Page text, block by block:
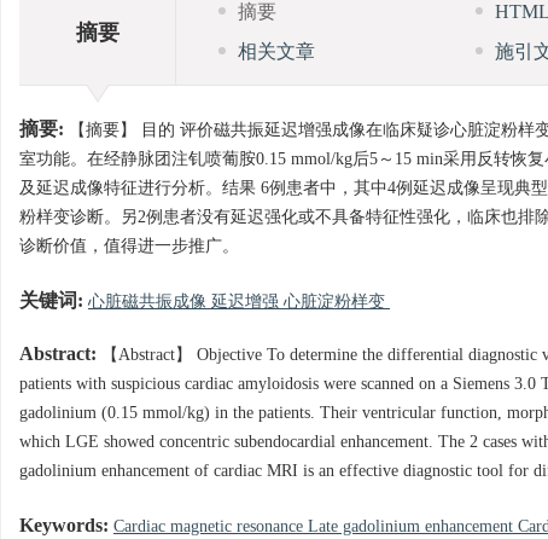
摘要
摘要
相关文章
施引
摘要: 【摘要】 目的 评价磁共振延迟增强成像在临床疑诊心脏淀粉
室功能。在经静脉团注钆喷葡胺0.15 mmol/kg后5～15 min采用反转恢
及延迟成像特征进行分析。结果 6例患者中，其中4例延迟成像呈现典
粉样变诊断。另2例患者没有延迟强化或不具备特征性强化，临床也
诊断价值，值得进一步推广。
关键词: 心脏磁共振成像 延迟增强 心脏淀粉样变
Abstract: 【Abstract】 Objective To determine the differential
patients with suspicious cardiac amyloidosis were scanned on a Siemens
gadolinium (0.15 mmol/kg) in the patients. Their ventricular function,
which LGE showed concentric subendocardial enhancement. The 2 cases
gadolinium enhancement of cardiac MRI is an effective diagnostic tool for
Keywords: Cardiac magnetic resonance Late gadolinium enhancement